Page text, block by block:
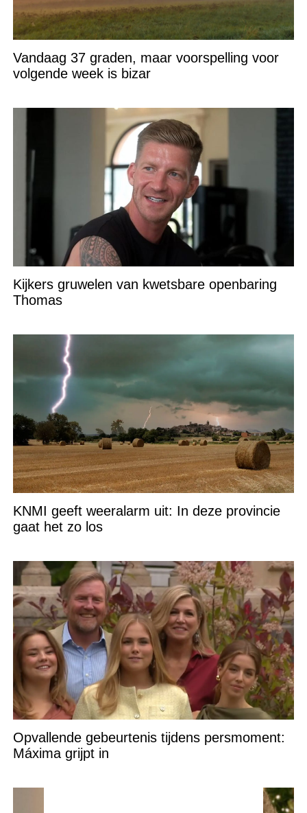
Vandaag 37 graden, maar voorspelling voor
volgende week is bizar
Kijkers gruwelen van kwetsbare openbaring
Thomas
KNMI geeft weeralarm uit: In deze provincie
gaat het zo los
Opvallende gebeurtenis tijdens persmoment:
Máxima grijpt in